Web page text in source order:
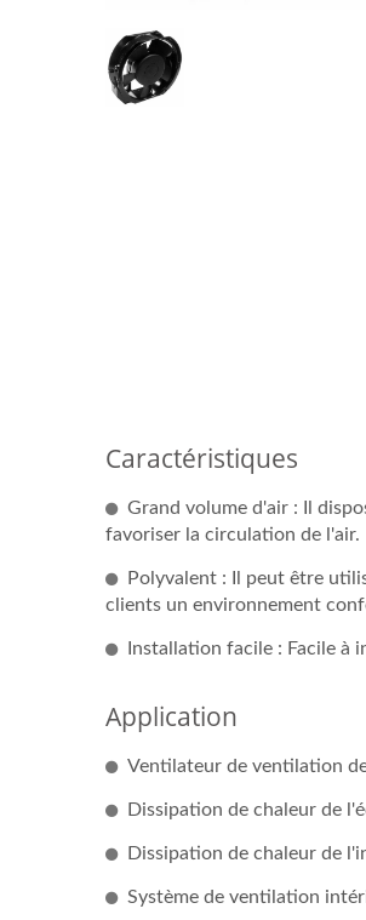
Caractéristiques
Grand volume d'air : Il
favoriser la circulation de l'air.
Polyvalent : Il peut être
clients un environnement
Installation facile : Facile à
Application
Ventilateur de ventilation
Dissipation de chaleur de
Dissipation de chaleur de
Système de ventilation